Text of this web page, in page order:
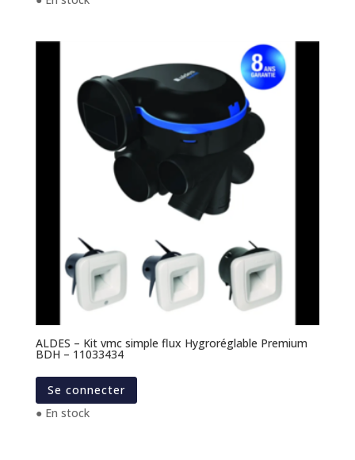
ALDES – Kit vmc simple flux Hygroréglable Premium
BDH – 11033434
Se connecter
● En stock